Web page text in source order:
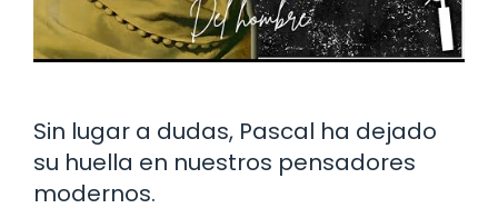
Sin lugar a dudas, Pascal ha dejado
su huella en nuestros pensadores
modernos.